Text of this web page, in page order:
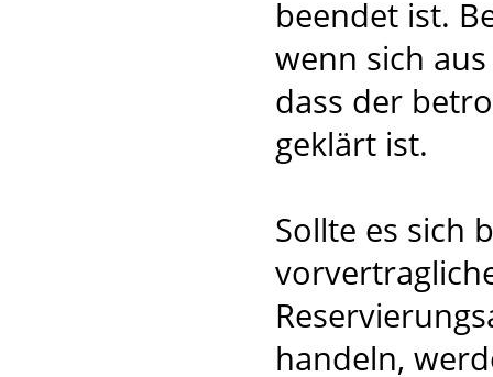
beendet ist.
wenn sich
dass der
geklärt ist.
Sollte es sich
handeln,